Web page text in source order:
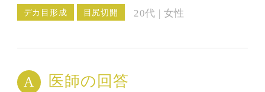
デカ目形成 目尻切開 20代 | 女性
医師の回答